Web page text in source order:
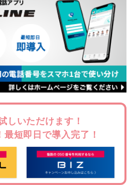
しいただけます！
短即日で導入完了！